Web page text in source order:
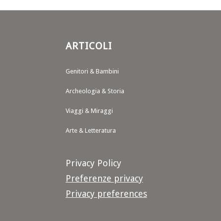
ARTICOLI
Genitori & Bambini
Archeologia & Storia
Viaggi & Miraggi
Arte & Letteratura
Privacy Policy
Preferenze privacy
Privacy preferences